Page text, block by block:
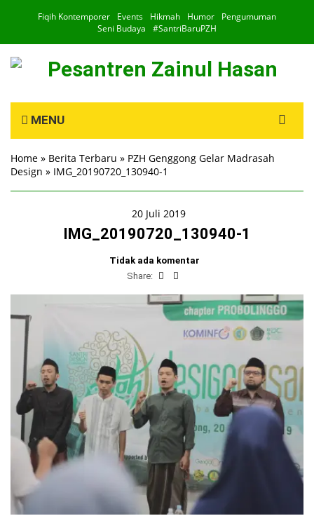
Fiqih Kontemporer Events Hikmah Humor
Pengumuman
Seni Budaya
#SantriBaruPZH
MENU
Home » Berita Terbaru » PZH Genggong Gelar Madrasah
Design » IMG_20190720_130940-1
20 Juli 2019
IMG_20190720_130940-1
Tidak ada komentar
Share: